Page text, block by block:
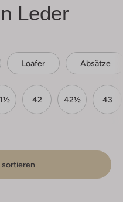
Leder
Loafer Absätze
42 42½ 43
sortieren